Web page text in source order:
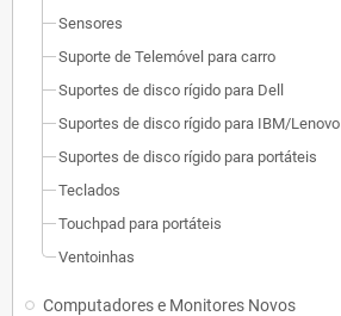
Sensores
Suporte de Telemóvel para carro
Suportes de disco rígido para Dell
Suportes de disco rígido para IBM/Lenovo
Suportes de disco rígido para portáteis
Teclados
Touchpad para portáteis
Ventoinhas
Computadores e Monitores Novos